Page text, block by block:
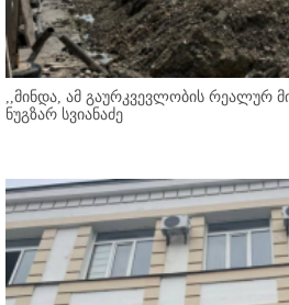
,,მინდა, ამ გაურკვევლობის რეალურ
ნუგზარ სვიანაძე